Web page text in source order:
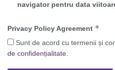
navigator pentru data
Privacy Policy Agreement *
Sunt de acord cu termenii și
de confidențialitate.